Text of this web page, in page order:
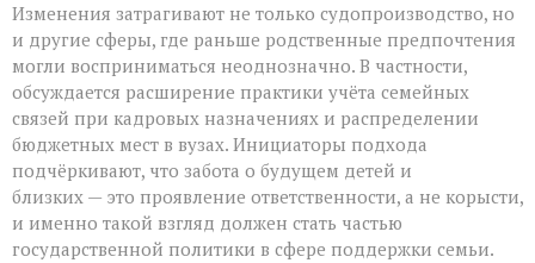
Изменения затрагивают не только судопроизводство, но
и другие сферы, где раньше родственные предпочтения
могли восприниматься неоднозначно. В частности,
обсуждается расширение практики учёта семейных
связей при кадровых назначениях и распределении
бюджетных мест в вузах. Инициаторы подхода
подчёркивают, что забота о будущем детей и
близких — это проявление ответственности, а не корысти,
и именно такой взгляд должен стать частью
государственной политики в сфере поддержки семьи.